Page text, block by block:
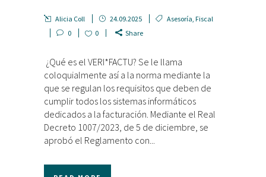
Alicia Coll 24.09.2025 Asesoría, Fiscal
0
0 Share
¿Qué es el VERI*FACTU? Se le llama
coloquialmente así a la norma mediante la
que se regulan los requisitos que deben de
cumplir todos los sistemas informáticos
dedicados a la facturación. Mediante el Real
Decreto 1007/2023, de 5 de diciembre, se
aprobó el Reglamento con...